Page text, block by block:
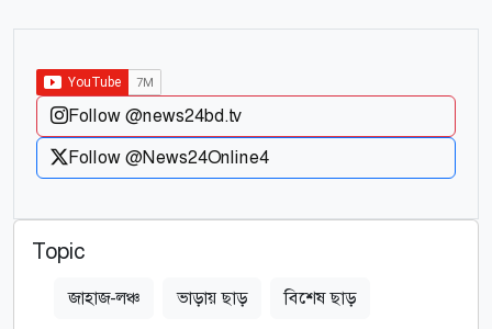
Follow @news24bd.tv
Follow @News24Online4
Topic
জাহাজ-লঞ্চ ভাড়ায় ছাড় বিশেষ ছাড়